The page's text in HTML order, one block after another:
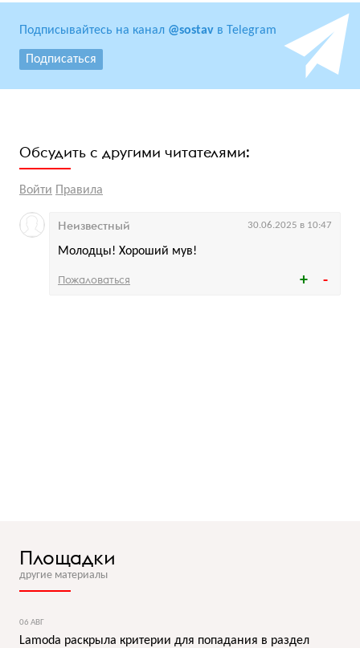
Подписывайтесь на канал @sostav в Telegram
Подписаться
Обсудить с другими читателями:
Войти Правила
Молодцы! Хороший мув!
Неизвестный 30.06.2025 в 10:47
Пожаловаться
Площадки
другие материалы
06 АВГ
Lamoda раскрыла критерии для попадания в раздел